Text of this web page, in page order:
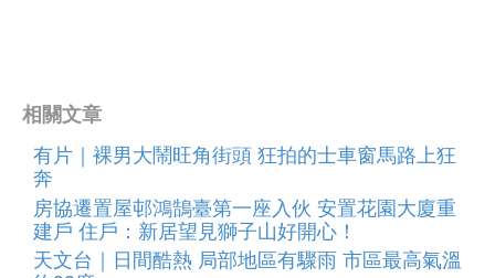
相關文章
有片｜裸男大鬧旺角街頭 狂拍的士車窗馬路上狂
奔
房協遷置屋邨鴻鵠臺第一座入伙 安置花園大廈重
建戶 住戶：新居望見獅子山好開心！
天文台｜日間酷熱 局部地區有驟雨 市區最高氣溫